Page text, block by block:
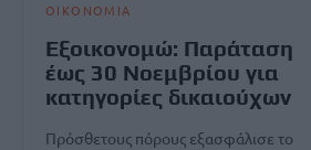
ΟΙΚΟΝΟΜΙΑ
Εξοικονομώ: Παράταση
έως 30 Νοεμβρίου για
κατηγορίες δικαιούχων
Πρόσθετους πόρους εξασφάλισε το